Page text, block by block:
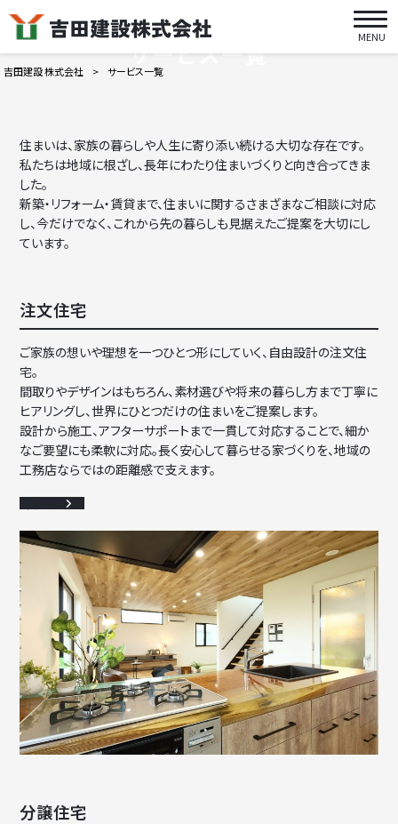
MENU
サービス一覧
吉田建設 株式会社 > サービス一覧
住まいは、家族の暮らしや人生に寄り添い続ける大切な存在です。
私たちは地域に根ざし、長年にわたり住まいづくりと向き合ってきま
した。
新築・リフォーム・賃貸まで、住まいに関するさまざまなご相談に対応
し、今だけでなく、これから先の暮らしも見据えたご提案を大切にし
ています。
注文住宅
ご家族の想いや理想を一つひとつ形にしていく、自由設計の注文住
宅。
間取りやデザインはもちろん、素材選びや将来の暮らし方まで丁寧に
ヒアリングし、世界にひとつだけの住まいをご提案します。
設計から施工、アフターサポートまで一貫して対応することで、細か
なご要望にも柔軟に対応。長く安心して暮らせる家づくりを、地域の
工務店ならではの距離感で支えます。
詳細を見る
分譲住宅